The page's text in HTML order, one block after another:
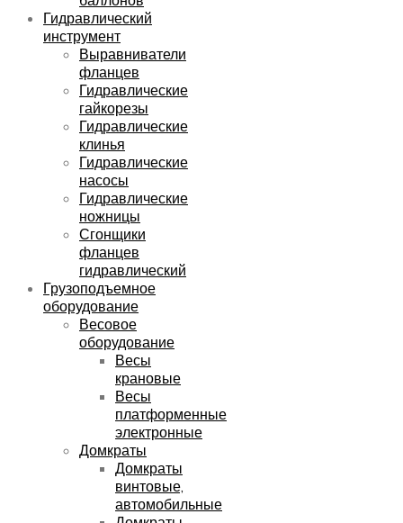
Гидравлический
инструмент
Выравниватели
фланцев
Гидравлические
гайкорезы
Гидравлические
клинья
Гидравлические
насосы
Гидравлические
ножницы
Сгонщики
фланцев
гидравлический
Грузоподъемное
оборудование
Весовое
оборудование
Весы
крановые
Весы
платформенные
электронные
Домкраты
Домкраты
винтовые,
автомобильные